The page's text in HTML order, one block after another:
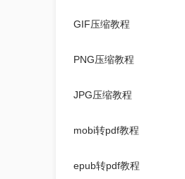
GIF压缩教程
PNG压缩教程
JPG压缩教程
mobi转pdf教程
epub转pdf教程